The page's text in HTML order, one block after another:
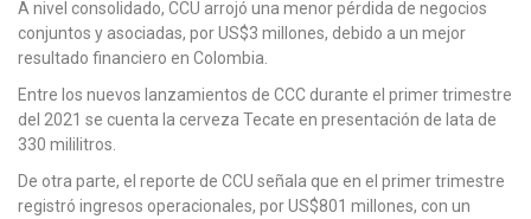
A nivel consolidado, CCU arrojó una menor pérdida de negocios
conjuntos y asociadas, por US$3 millones, debido a un mejor
resultado financiero en Colombia.
Entre los nuevos lanzamientos de CCC durante el primer trimestre
del 2021 se cuenta la cerveza Tecate en presentación de lata de
330 mililitros.
De otra parte, el reporte de CCU señala que en el primer trimestre
registró ingresos operacionales, por US$801 millones, con un